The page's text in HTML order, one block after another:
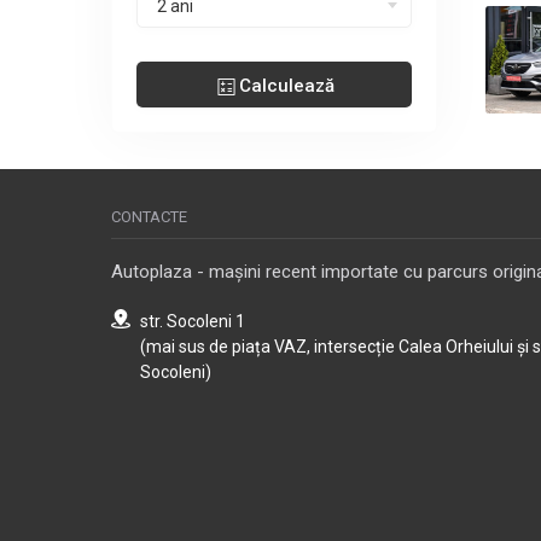
2 ani
Calculează
CONTACTE
Autoplaza - mașini recent importate cu parcurs
str. Socoleni 1
(mai sus de piața VAZ, intersecție Calea Orheiului și
Socoleni)